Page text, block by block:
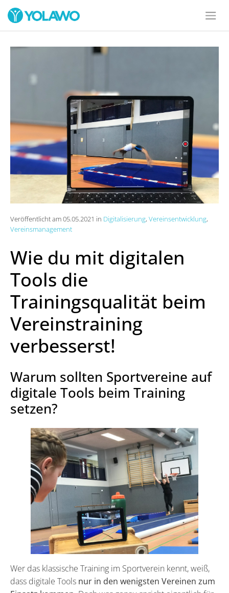
Veröffentlicht am 05.05.2021 in Digitalisierung, Vereinsentwicklung,
Vereinsmanagement
Wie du mit digitalen
Tools die
Trainingsqualität beim
Vereinstraining
verbesserst!
Warum sollten Sportvereine auf
digitale Tools beim Training
setzen?
Wer das klassische Training im Sportverein kennt, weiß,
dass digitale Tools nur in den wenigsten Vereinen zum